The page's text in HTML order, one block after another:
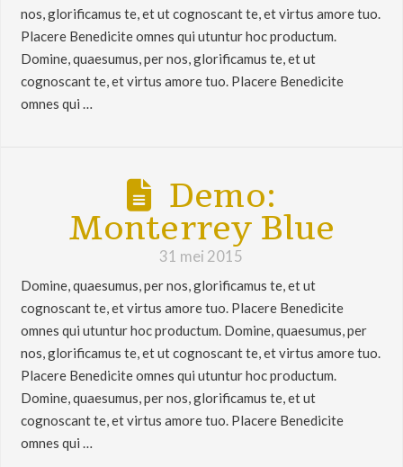
nos, glorificamus te, et ut cognoscant te, et virtus amore tuo.
Placere Benedicite omnes qui utuntur hoc productum.
Domine, quaesumus, per nos, glorificamus te, et ut
cognoscant te, et virtus amore tuo. Placere Benedicite
omnes qui …
Demo:
Monterrey Blue
31 mei 2015
Domine, quaesumus, per nos, glorificamus te, et ut
cognoscant te, et virtus amore tuo. Placere Benedicite
omnes qui utuntur hoc productum. Domine, quaesumus, per
nos, glorificamus te, et ut cognoscant te, et virtus amore tuo.
Placere Benedicite omnes qui utuntur hoc productum.
Domine, quaesumus, per nos, glorificamus te, et ut
cognoscant te, et virtus amore tuo. Placere Benedicite
omnes qui …